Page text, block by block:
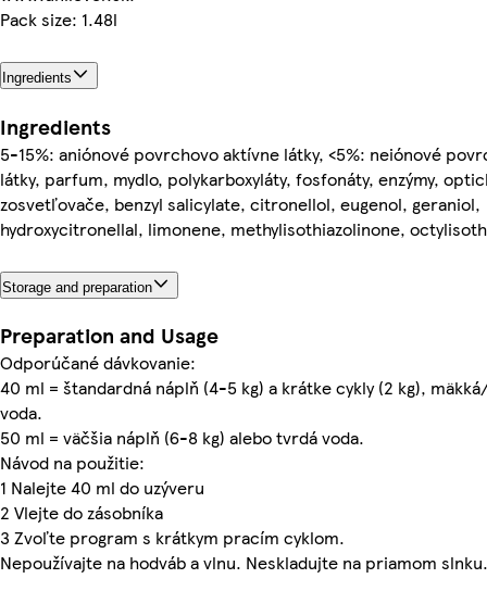
Pack size: 1.48l
Ingredients
Ingredients
5-15%: aniónové povrchovo aktívne látky, <5%: neiónové
látky, parfum, mydlo, polykarboxyláty, fosfonáty, enzýmy,
zosvetľovače, benzyl salicylate, citronellol, eugenol, geraniol,
hydroxycitronellal, limonene, methylisothiazolinone,
Storage and preparation
Preparation and Usage
Odporúčané dávkovanie:
40 ml = štandardná náplň (4-5 kg) a krátke cykly (2 kg),
voda.
50 ml = väčšia náplň (6-8 kg) alebo tvrdá voda.
Návod na použitie:
1 Nalejte 40 ml do uzýveru
2 Vlejte do zásobníka
3 Zvoľte program s krátkym pracím cyklom.
Nepoužívajte na hodváb a vlnu. Neskladujte na priamom slnku.